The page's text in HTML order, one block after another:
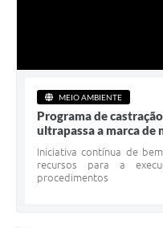
MEIO AMBIENTE
Programa de
ultrapassa a marca de
Iniciativa contínua de
recursos para a
procedimentos